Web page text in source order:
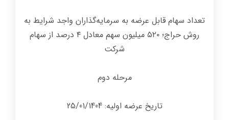
تعداد سهام قابل عرضه به سرمایه‌گذاران واجد شرایط به
روش حراج؛ ۵۲۰ میلیون سهم معادل ۴ درصد از سهام
شرکت
مرحله دوم
تاریخ عرضه اولیه: 25/01/1404